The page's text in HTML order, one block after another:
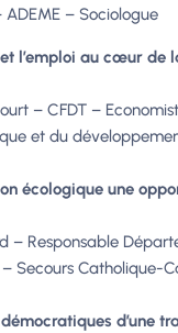
– Sociologue
l’emploi au cœur de
– CFDT –
et du
écologique une
– Responsable
Secours Catholique-
d’une